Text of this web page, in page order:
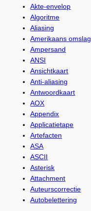
Akte-envelop
Algoritme
Aliasing
Amerikaans omslag
Ampersand
ANSI
Ansichtkaart
Anti-aliasing
Antwoordkaart
AOX
Appendix
Applicatietape
Artefacten
ASA
ASCII
Asterisk
Attachment
Auteurscorrectie
Autobelettering